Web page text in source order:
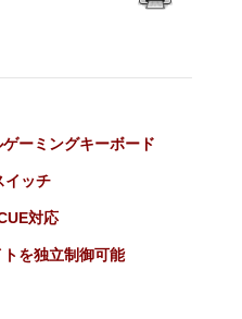
ーミングキーボード
イッチ
対応
を独立制御可能